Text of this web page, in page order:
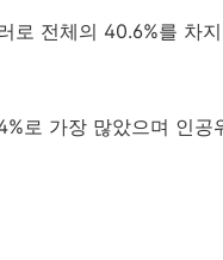
로 전체의 40.6%를 차
로 가장 많았으며 인